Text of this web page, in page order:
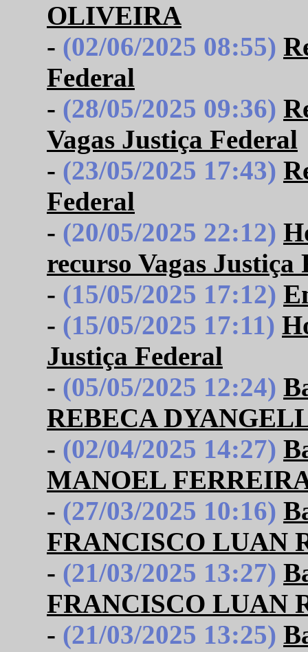
OLIVEIRA
- (02/06/2025 08:55)
Federal
- (28/05/2025 09:36)
Vagas Justiça Federal
- (23/05/2025 17:43)
Federal
- (20/05/2025 22:12)
recurso Vagas Justiça
- (15/05/2025 17:12)
- (15/05/2025 17:11)
Justiça Federal
- (05/05/2025 12:24)
REBECA
- (02/04/2025 14:27)
MANOEL
- (27/03/2025 10:16)
FRANCISCO LUAN
- (21/03/2025 13:27)
FRANCISCO LUAN
- (21/03/2025 13:25)